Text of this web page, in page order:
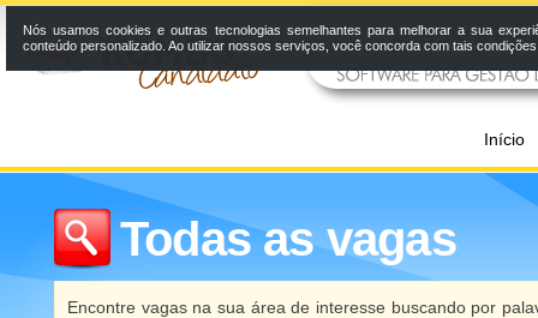
Início
Todas as vagas
Encontre vagas na sua área de interesse buscando por
Nós usamos cookies e outras tecnologias semelhantes para melhorar a sua
conteúdo personalizado. Ao utilizar nossos serviços, você concorda com tais